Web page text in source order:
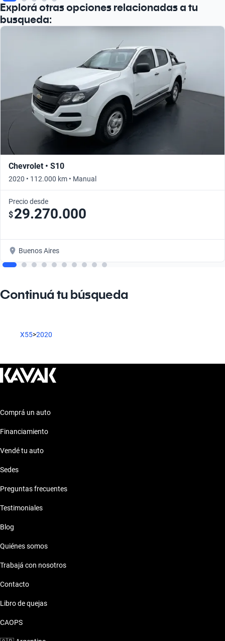
Explorá otras opciones relacionadas a tu
busqueda:
Chevrolet • S10
2020 • 112.000 km • Manual
Precio desde
$29.270.000
Buenos Aires
Continuá tu búsqueda
X55>2020
Comprá un auto
Financiamiento
Vendé tu auto
Sedes
Preguntas frecuentes
Testimoniales
Blog
Quiénes somos
Trabajá con nosotros
Contacto
Libro de quejas
CAOPS